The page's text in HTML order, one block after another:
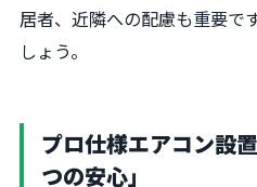
居者、近隣への配慮も重要で
しょう。
プロ仕様エアコン設
つの安心」